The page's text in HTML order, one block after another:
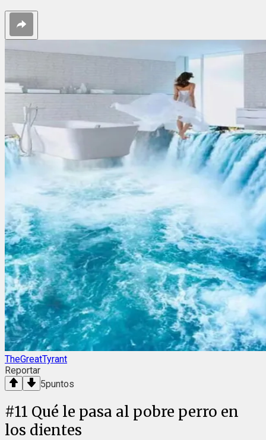
TheGreatTyrant
Reportar
5puntos
#11 Qué le pasa al pobre perro en
los dientes